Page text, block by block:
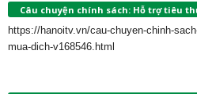
Câu chuyện chính sách: Hỗ trợ tiêu
https://hanoitv.vn/cau-chuyen-chinh-
mua-dich-v168546.html